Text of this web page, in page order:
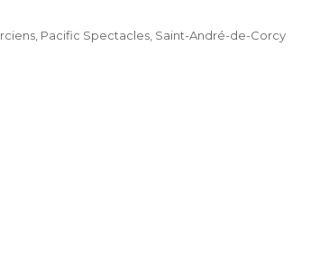
, Pacific Spectacles, Saint-André-de-Corcy